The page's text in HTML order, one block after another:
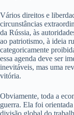
Vários direitos e
circunstâncias
da Rússia, às
ao patriotismo, à ideia
categoricamente
essa agenda deve ser
inevitáveis, mas uma
vitória.
Obviamente, toda a
guerra. Ela foi
divisão global do